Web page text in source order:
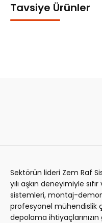
Tavsiye Ürünler
Sektörün lideri Zem Raf
yılı aşkın deneyimiyle
sistemleri, montaj-
profesyonel mühendislik
depolama